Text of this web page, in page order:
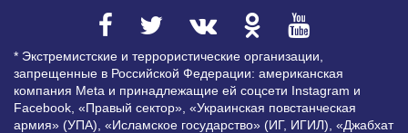
* Экстремистские и террористические организации,
запрещенные в Российской Федерации: американская
компания Meta и принадлежащие ей соцсети Instagram и
Facebook, «Правый сектор», «Украинская повстанческая
армия» (УПА), «Исламское государство» (ИГ, ИГИЛ), «Джабхат